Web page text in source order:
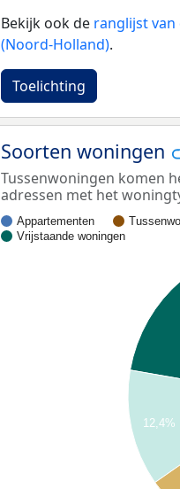
Bekijk ook de ranglijst
(Noord-Holland).
Toelichting
Soorten woningen
Tussenwoningen komen
adressen met het
Appartementen
Vrijstaande woningen
12,4%